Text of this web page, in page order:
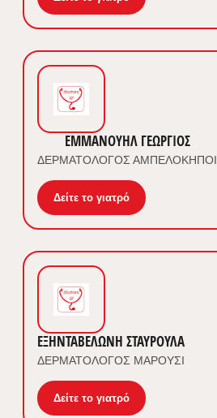
ΕΜΜΑΝΟΥΗΛ ΓΕΩΡΓΙΟΣ
ΔΕΡΜΑΤΟΛΟΓΟΣ ΑΜΠΕΛΟΚΗΠΟΙ
Δείτε το γιατρό
ΕΞΗΝΤΑΒΕΛΩΝΗ ΣΤΑΥΡΟΥΛΑ
ΔΕΡΜΑΤΟΛΟΓΟΣ ΜΑΡΟΥΣΙ
Δείτε το γιατρό